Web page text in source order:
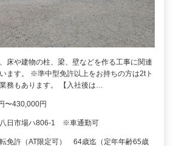
床や建物の柱、梁、壁などを作る工事に関連
ます。 ※準中型免許以上をお持ちの方は2tト
務もあります。 【入社後は…
〜430,000円
八日市場ハ806-1 ※車通勤可
免許（AT限定可） 64歳迄（定年年齢65歳